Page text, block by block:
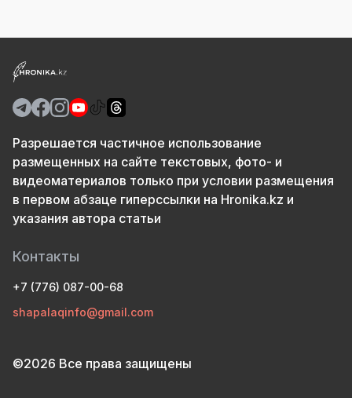
Разрешается частичное использование
размещенных на сайте текстовых, фото- и
видеоматериалов только при условии размещения
в первом абзаце гиперссылки на Hronika.kz и
указания автора статьи
Контакты
+7 (776) 087-00-68
shapalaqinfo@gmail.com
©2026 Все права защищены